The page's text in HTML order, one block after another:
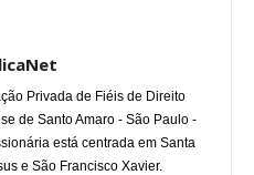
Privada de Fiéis de Direito
de Santo Amaro - São Paulo -
está centrada em Santa
e São Francisco Xavier.